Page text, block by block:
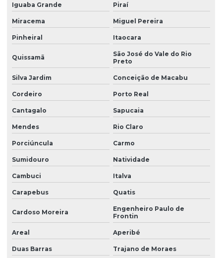
Iguaba Grande Piraí
Miracema Miguel Pereira
Pinheiral Itaocara
Quissamã
São José do Vale do Rio
Preto
Silva Jardim Conceição de Macabu
Cordeiro Porto Real
Cantagalo Sapucaia
Mendes Rio Claro
Porciúncula Carmo
Sumidouro Natividade
Cambuci Italva
Carapebus Quatis
Cardoso Moreira
Engenheiro Paulo de
Frontin
Areal Aperibé
Duas Barras Trajano de Moraes